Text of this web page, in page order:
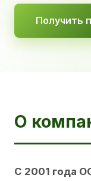
Получить
О
С 2001 года